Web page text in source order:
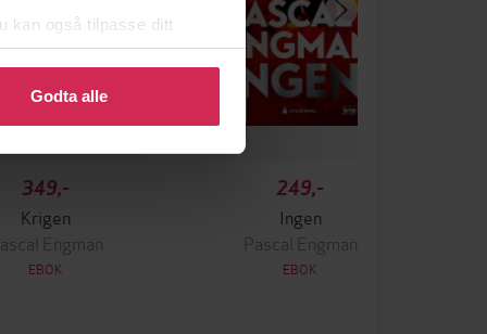
kan også tilpasse ditt
eller endre ditt samtykke.
Godta alle
349,-
Krigen
Engman
EBOK
249,-
Ingen
Pascal Engman
EBOK